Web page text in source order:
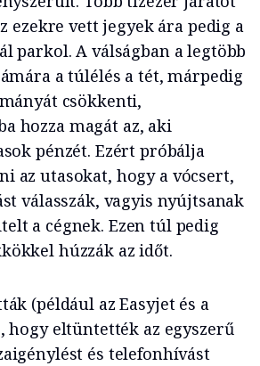
ezekre vett jegyek ára pedig a
parkol. A válságban a legtöbb
a túlélés a tét, márpedig
csökkenti,
hozza magát az, aki
pénzét. Ezért próbálja
az utasokat, hogy a vócsert,
válasszák, vagyis nyújtsanak
a cégnek. Ezen túl pedig
húzzák az időt.
(például az Easyjet és a
hogy eltüntették az egyszerű
és telefonhívást